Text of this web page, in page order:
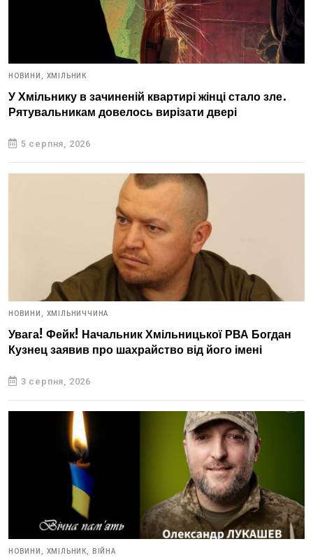
НОВИНИ, ХМІЛЬНИК
У Хмільнику в зачиненій квартирі жінці стало зле.
Рятувальникам довелось вирізати двері
5 серпня, 2026
НОВИНИ, ХМІЛЬНИЧЧИНА
Увага! Фейк! Начальник Хмільницької РВА Богдан
Кузнец заявив про шахрайство від його імені
3 серпня, 2026
НОВИНИ, ХМІЛЬНИК, ВІЙНА